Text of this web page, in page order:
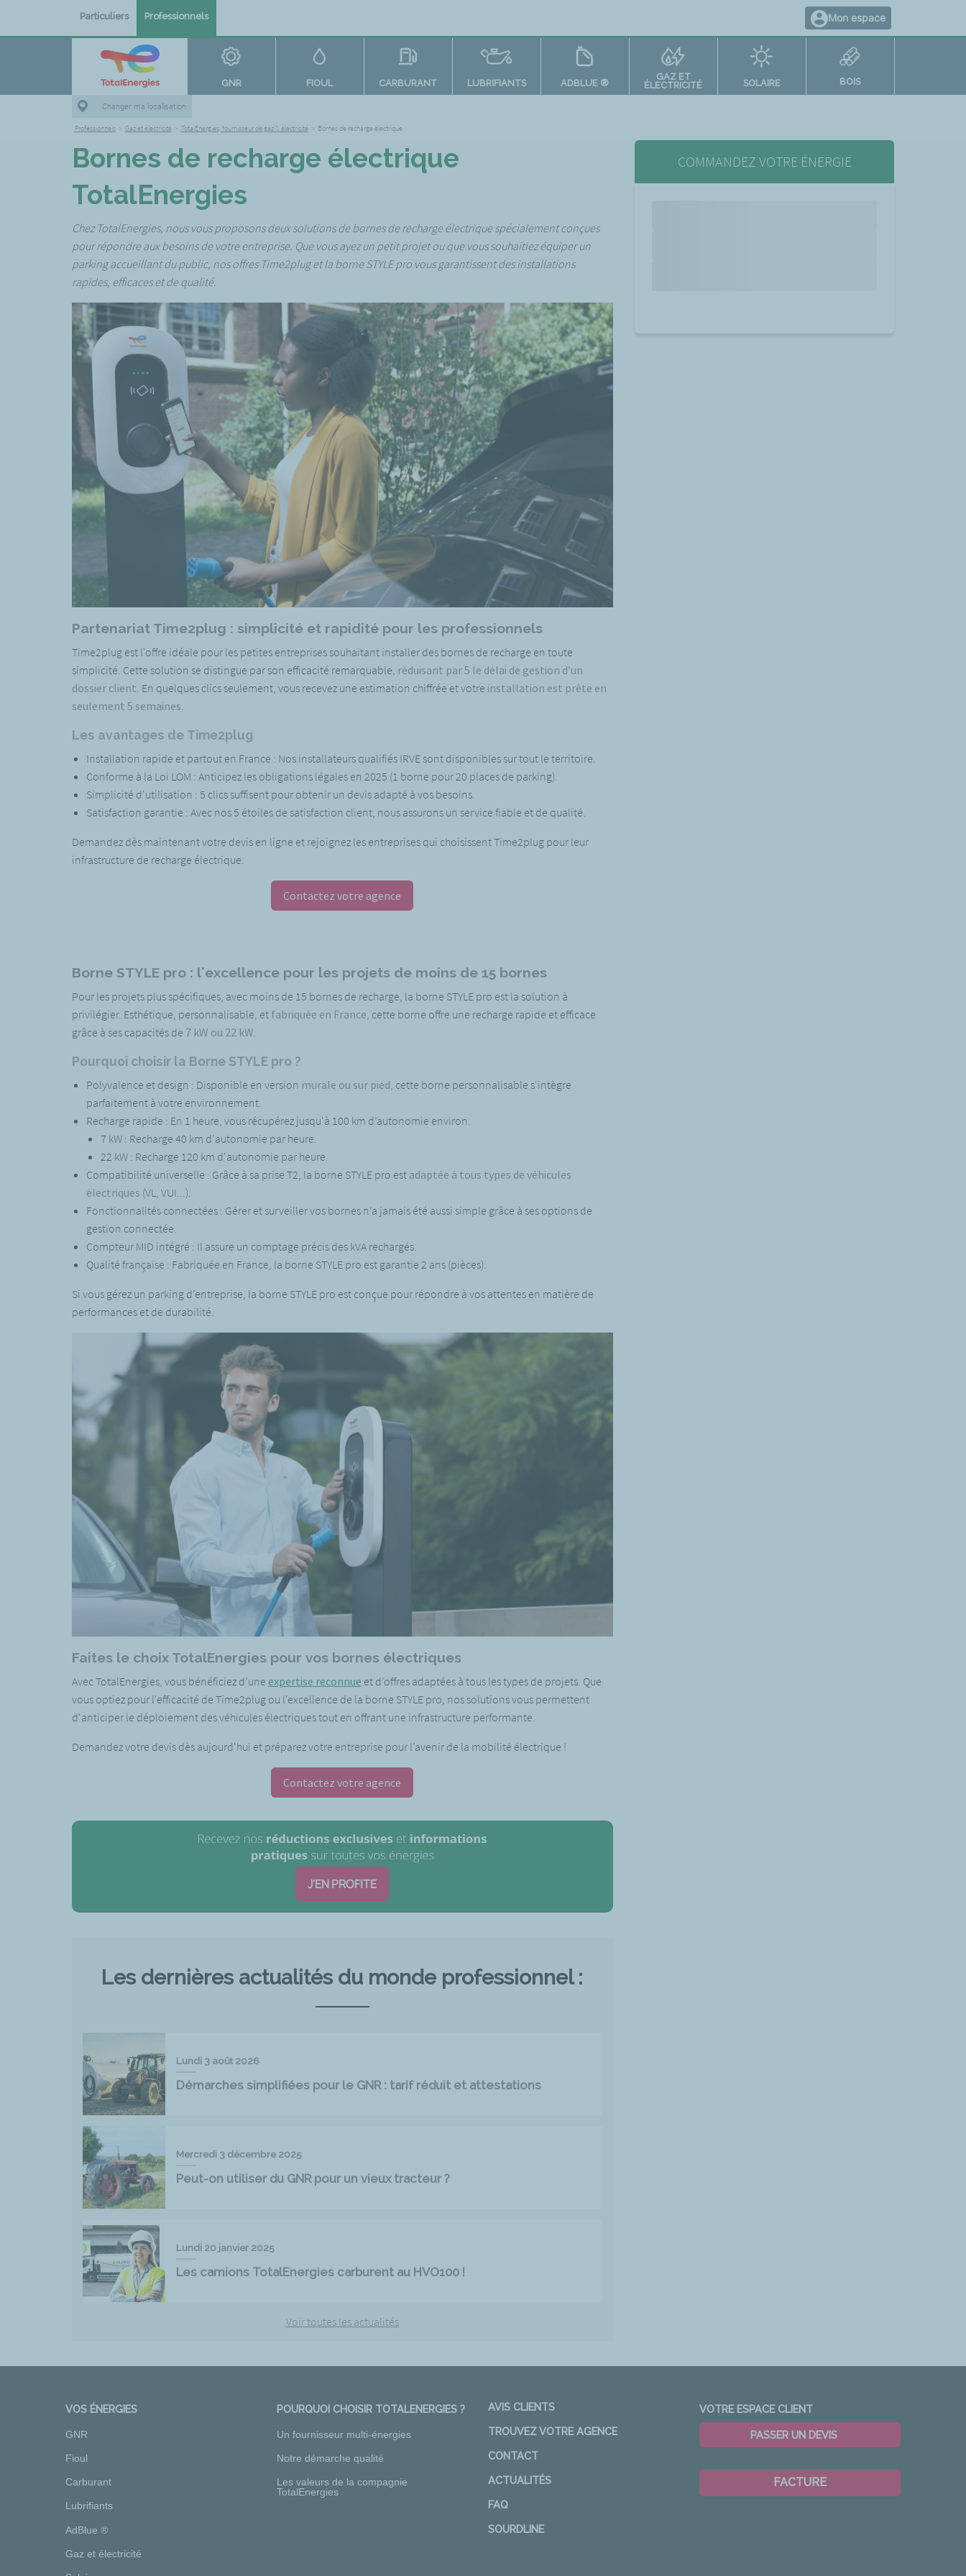
Particuliers Professionnels Mon espace
GNR FIOUL CARBURANT LUBRIFIANTS ADBLUE ®
GAZ ET
ÉLECTRICITÉ
SOLAIRE BOIS
Changer ma localisation
Professionnels > Gaz et électricité > TotalEnergies, fournisseur de gaz & électricité > Bornes de recharge électrique
Bornes de recharge électrique
TotalEnergies
Chez TotalEnergies, nous vous proposons deux solutions de bornes de recharge électrique spécialement conçues
pour répondre aux besoins de votre entreprise. Que vous ayez un petit projet ou que vous souhaitiez équiper un
parking accueillant du public, nos offres Time2plug et la borne STYLE pro vous garantissent des installations
rapides, efficaces et de qualité.
Partenariat Time2plug : simplicité et rapidité pour les professionnels
Time2plug est l'offre idéale pour les petites entreprises souhaitant installer des bornes de recharge en toute
simplicité. Cette solution se distingue par son efficacité remarquable, réduisant par 5 le délai de gestion d’un
dossier client . En quelques clics seulement, vous recevez une estimation chiffrée et votre installation est prête en
seulement 5 semaines
Les avantages de Time2plug
Installation rapide et partout en France : Nos installateurs qualifiés IRVE sont disponibles sur tout le territoire.
Conforme à la Loi LOM : Anticipez les obligations légales en 2025 (1 borne pour 20 places de parking).
Simplicité d'utilisation : 5 clics suffisent pour obtenir un devis adapté à vos besoins.
Satisfaction garantie : Avec nos 5 étoiles de satisfaction client, nous assurons un service fiable et de qualité.
Demandez dès maintenant votre devis en ligne et rejoignez les entreprises qui choisissent Time2plug pour leur
infrastructure de recharge électrique.
Contactez votre agence
Borne STYLE pro : l'excellence pour les projets de moins de 15 bornes
Pour les projets plus spécifiques, avec moins de 15 bornes de recharge, la borne STYLE pro est la solution à
privilégier. Esthétique, personnalisable, et fabriquée en France , cette borne offre une recharge rapide et efficace
grâce à ses capacités de 7 kW ou 22 kW
Pourquoi choisir la Borne STYLE pro ?
Polyvalence et design : Disponible en version murale ou sur pied , cette borne personnalisable s'intègre
parfaitement à votre environnement.
Recharge rapide : En 1 heure, vous récupérez jusqu'à 100 km d’autonomie environ.
7 kW : Recharge 40 km d'autonomie par heure.
22 kW : Recharge 120 km d'autonomie par heure.
Compatibilité universelle : Grâce à sa prise T2, la borne STYLE pro est adaptée à tous types de véhicules
électriques (VL, VUI...).
Fonctionnalités connectées : Gérer et surveiller vos bornes n’a jamais été aussi simple grâce à ses options de
gestion connectée.
Compteur MID intégré : Il assure un comptage précis des kVA rechargés.
Qualité française : Fabriquée en France, la borne STYLE pro est garantie 2 ans (pièces).
Si vous gérez un parking d’entreprise, la borne STYLE pro est conçue pour répondre à vos attentes en matière de
performances et de durabilité.
Faites le choix TotalEnergies pour vos bornes électriques
Avec TotalEnergies, vous bénéficiez d’une expertise reconnue et d’offres adaptées à tous les types de projets. Que
vous optiez pour l'efficacité de Time2plug ou l'excellence de la borne STYLE pro, nos solutions vous permettent
d'anticiper le déploiement des véhicules électriques tout en offrant une infrastructure performante.
Demandez votre devis dès aujourd'hui et préparez votre entreprise pour l’avenir de la mobilité électrique !
Contactez votre agence
COMMANDEZ VOTRE ÉNERGIE
J'EN PROFITE
Les dernières actualités du monde professionnel :
Lundi 3 août 2026
Démarches simplifiées pour le GNR : tarif réduit et attestations
Mercredi 3 décembre 2025
Peut-on utiliser du GNR pour un vieux tracteur ?
Lundi 20 janvier 2025
Les camions TotalEnergies carburent au HVO100 !
Voir toutes les actualités
VOS ÉNERGIES
GNR
Fioul
Carburant
Lubrifiants
AdBlue ®
Gaz et électricité
POURQUOI CHOISIR TOTALENERGIES ?
Un fournisseur multi-énergies
Notre démarche qualité
Les valeurs de la compagnie
TotalEnergies
AVIS CLIENTS
TROUVEZ VOTRE AGENCE
CONTACT
ACTUALITÉS
FAQ
SOURDLINE
VOTRE ESPACE CLIENT
PASSER UN DEVIS
FACTURE